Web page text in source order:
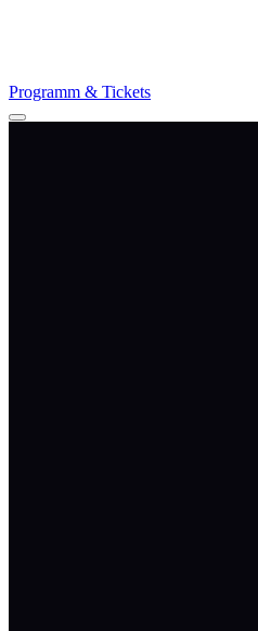
Programm & Tickets
Menü